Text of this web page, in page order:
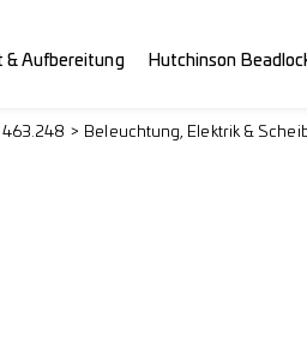
& Aufbereitung Hutchinson
463.248 Beleuchtung, Elektrik &